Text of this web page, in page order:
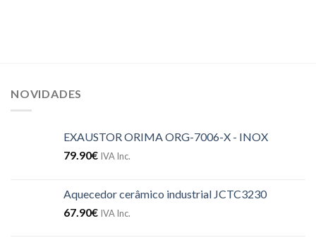
NOVIDADES
EXAUSTOR ORIMA ORG-7006-X - INOX
79.90€ IVA Inc.
Aquecedor cerâmico industrial JCTC3230
67.90€ IVA Inc.